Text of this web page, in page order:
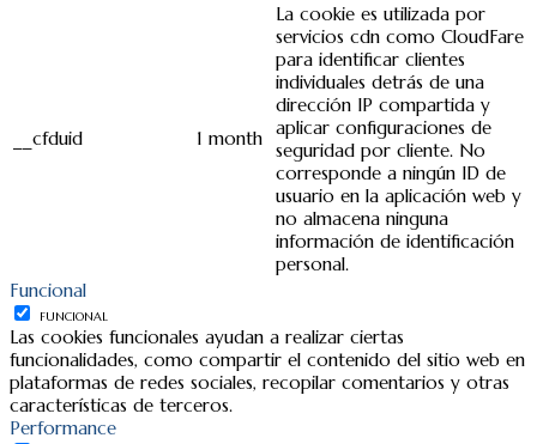
__cfduid 1 month
La cookie es utilizada por
servicios cdn como CloudFare
para identificar clientes
individuales detrás de una
dirección IP compartida y
aplicar configuraciones de
seguridad por cliente. No
corresponde a ningún ID de
usuario en la aplicación web y
no almacena ninguna
información de identificación
personal.
Funcional
FUNCIONAL
Las cookies funcionales ayudan a realizar ciertas
funcionalidades, como compartir el contenido del sitio web en
plataformas de redes sociales, recopilar comentarios y otras
características de terceros.
Performance